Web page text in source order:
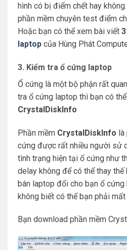
hình có bị điểm chết hay
phần mềm chuyên test điểm
Hoặc bạn có thể xem bài viết
laptop của Hùng Phát
3. Kiểm tra ổ cứng laptop
Ổ cứng là một bộ phận rất
tra ổ cứng laptop thì bạn có
CrystalDiskInfo
Phần mềm CrystalDiskInfo là
cứng được rất nhiều người sử
tình trạng hiện tại ổ cứng như
delay không để có thể thay
bán laptop đổi cho bạn ổ cứng
không biết có thể bạn phải
Bạn download phần mềm